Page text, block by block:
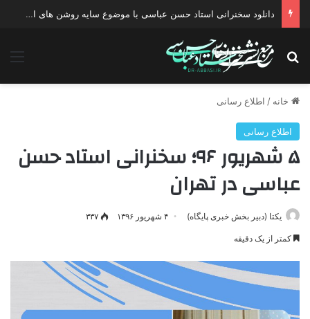
دانلود سخنرانی استاد حسن عباسی با موضوع چهار انتخاب ۱۴۰۰
جستجو برای
خانه / اطلاع رسانی
اطلاع رسانی
۵ شهریور ۹۶؛ سخنرانی استاد حسن
عباسی در تهران
یکتا (دبیر بخش خبری پایگاه) ۴ شهریور ۱۳۹۶ ۳۳۷
کمتر از یک دقیقه